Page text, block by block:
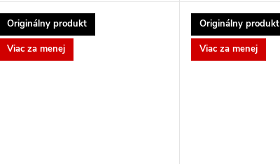
Originálny produkt
Viac za menej
Originálny produkt
Viac za menej